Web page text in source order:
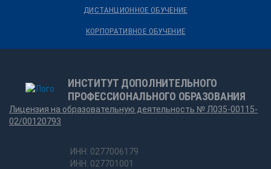
ДИСТАНЦИОННОЕ ОБУЧЕНИЕ
КОРПОРАТИВНОЕ ОБУЧЕНИЕ
ИНСТИТУТ ДОПОЛНИТЕЛЬНОГО
ПРОФЕССИОНАЛЬНОГО ОБРАЗОВАНИЯ
Лицензия на образовательную деятельность № Л035-00115-
02/00120793
ИНН: 0277006179
ИНН: 027701001